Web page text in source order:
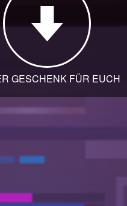
GESCHENK FÜR EUCH